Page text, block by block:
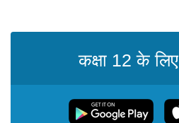
कक्षा 12 के